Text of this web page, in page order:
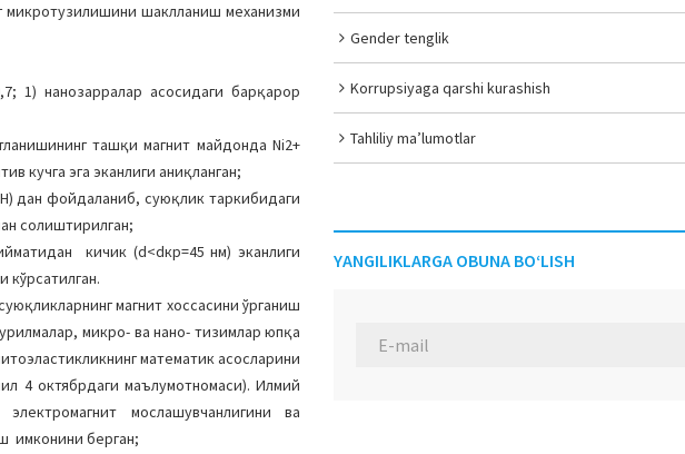
микротузилишини шаклланиш механизми
1) нанозарралар асосидаги барқарор
ташқи магнит майдонда Ni2+
кучга эга эканлиги аниқланган;
дан фойдаланиб, суюқлик таркибидаги
солиштирилган;
кичик (d<dкр=45 нм) эканлиги
кўрсатилган.
магнит хоссасини ўрганиш
микро- ва нано- тизимлар юпқа
математик асосларини
4 октябрдаги маълумотномаси). Илмий
мослашувчанлигини ва
имконини берган;
Gender tenglik
Korrupsiyaga qarshi kurashish
Tahliliy ma’lumotlar
YANGILIKLARGA OBUNA BO‘LISH